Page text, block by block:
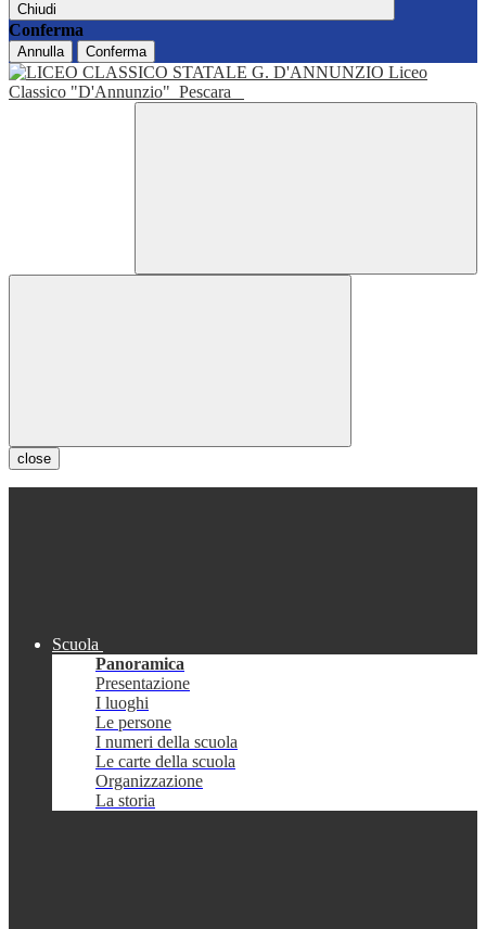
Chiudi
Conferma
Annulla Conferma
Liceo
Classico "D'Annunzio" Pescara
close
Scuola
Panoramica
Presentazione
I luoghi
Le persone
I numeri della scuola
Le carte della scuola
Organizzazione
La storia